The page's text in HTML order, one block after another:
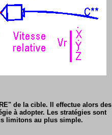
de la cible. Il effectue alors des
à adopter. Les stratégies sont
limitons au plus simple.